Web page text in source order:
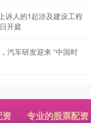
诉人的1起涉及建设工程
开庭
汽车研发迎来 “中国时
资 专业的股票配资